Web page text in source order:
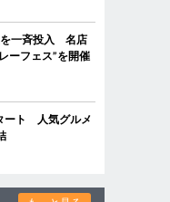
を一斉投入 名店
ーフェス”を開催
ート 人気グルメ